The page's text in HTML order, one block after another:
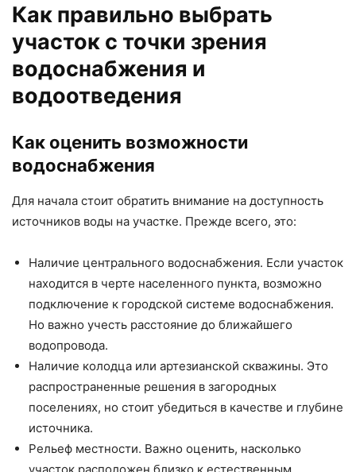
Как правильно выбрать
участок с точки зрения
водоснабжения и
водоотведения
Как оценить возможности
водоснабжения
Для начала стоит обратить внимание на доступность
источников воды на участке. Прежде всего, это:
Наличие центрального водоснабжения. Если участок
находится в черте населенного пункта, возможно
подключение к городской системе водоснабжения.
Но важно учесть расстояние до ближайшего
водопровода.
Наличие колодца или артезианской скважины. Это
распространенные решения в загородных
поселениях, но стоит убедиться в качестве и глубине
источника.
Рельеф местности. Важно оценить, насколько